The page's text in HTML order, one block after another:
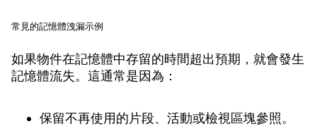
常見的記憶體洩漏示例
如果物件在記憶體中存留的時間超出預期，就會發生
記憶體流失。這通常是因為：
保留不再使用的片段、活動或檢視區塊參照。